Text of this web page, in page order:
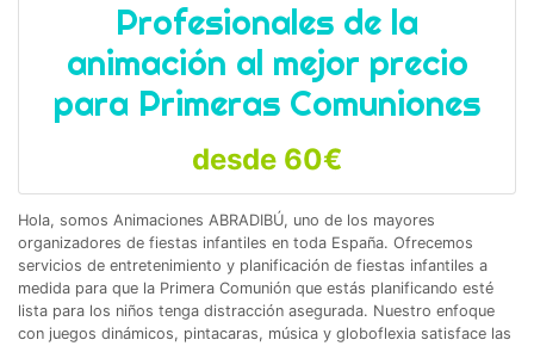
Profesionales de la
animación al mejor precio
para Primeras Comuniones
desde 60€
Hola, somos Animaciones ABRADIBÚ, uno de los mayores
organizadores de fiestas infantiles en toda España. Ofrecemos
servicios de entretenimiento y planificación de fiestas infantiles a
medida para que la Primera Comunión que estás planificando esté
lista para los niños tenga distracción asegurada. Nuestro enfoque
con juegos dinámicos, pintacaras, música y globoflexia satisface las